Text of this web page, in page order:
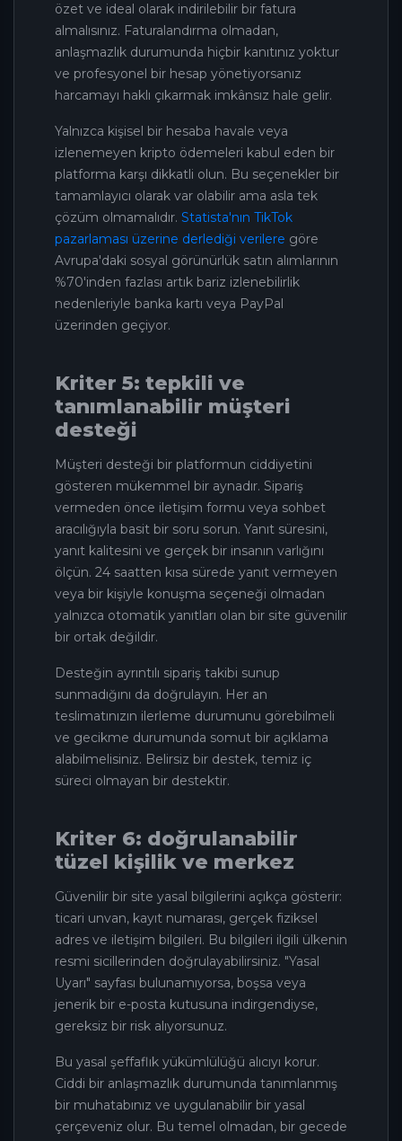
özet ve ideal olarak indirilebilir bir fatura
almalısınız. Faturalandırma olmadan,
anlaşmazlık durumunda hiçbir kanıtınız yoktur
ve profesyonel bir hesap yönetiyorsanız
harcamayı haklı çıkarmak imkânsız hale gelir.
Yalnızca kişisel bir hesaba havale veya
izlenemeyen kripto ödemeleri kabul eden bir
platforma karşı dikkatli olun. Bu seçenekler bir
tamamlayıcı olarak var olabilir ama asla tek
çözüm olmamalıdır. Statista'nın TikTok
pazarlaması üzerine derlediği verilere göre
Avrupa'daki sosyal görünürlük satın alımlarının
%70'inden fazlası artık bariz izlenebilirlik
nedenleriyle banka kartı veya PayPal
üzerinden geçiyor.
Kriter 5: tepkili ve
tanımlanabilir müşteri
desteği
Müşteri desteği bir platformun ciddiyetini
gösteren mükemmel bir aynadır. Sipariş
vermeden önce iletişim formu veya sohbet
aracılığıyla basit bir soru sorun. Yanıt süresini,
yanıt kalitesini ve gerçek bir insanın varlığını
ölçün. 24 saatten kısa sürede yanıt vermeyen
veya bir kişiyle konuşma seçeneği olmadan
yalnızca otomatik yanıtları olan bir site güvenilir
bir ortak değildir.
Desteğin ayrıntılı sipariş takibi sunup
sunmadığını da doğrulayın. Her an
teslimatınızın ilerleme durumunu görebilmeli
ve gecikme durumunda somut bir açıklama
alabilmelisiniz. Belirsiz bir destek, temiz iç
süreci olmayan bir destektir.
Kriter 6: doğrulanabilir
tüzel kişilik ve merkez
Güvenilir bir site yasal bilgilerini açıkça gösterir:
ticari unvan, kayıt numarası, gerçek fiziksel
adres ve iletişim bilgileri. Bu bilgileri ilgili ülkenin
resmi sicillerinden doğrulayabilirsiniz. "Yasal
Uyarı" sayfası bulunamıyorsa, boşsa veya
jenerik bir e-posta kutusuna indirgendiyse,
gereksiz bir risk alıyorsunuz.
Bu yasal şeffaflık yükümlülüğü alıcıyı korur.
Ciddi bir anlaşmazlık durumunda tanımlanmış
bir muhatabınız ve uygulanabilir bir yasal
çerçeveniz olur. Bu temel olmadan, bir gecede